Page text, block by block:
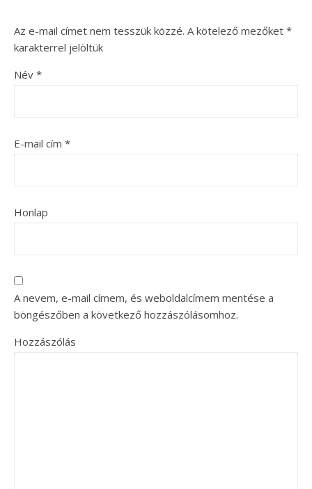
Az e-mail címet nem tesszük közzé. A kötelező mezőket *
karakterrel jelöltük
Név *
E-mail cím *
Honlap
A nevem, e-mail címem, és weboldalcímem mentése a
böngészőben a következő hozzászólásomhoz.
Hozzászólás